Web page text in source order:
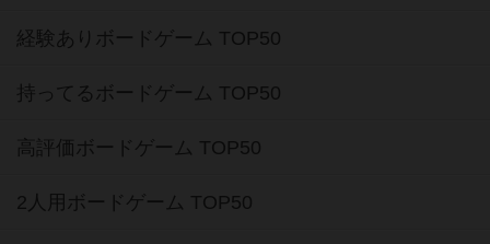
経験ありボードゲーム TOP50
持ってるボードゲーム TOP50
高評価ボードゲーム TOP50
2人用ボードゲーム TOP50